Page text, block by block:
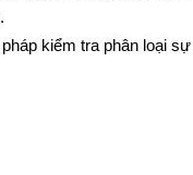
kiểm tra phân loại sự